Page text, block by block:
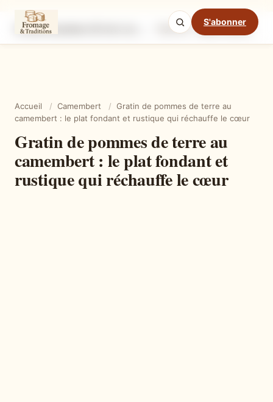
S'abonner
Ingrédients Étapes
Mode cuisine
Accueil / Camembert / Gratin de pommes de terre au
camembert : le plat fondant et rustique qui réchauffe le cœur
Gratin de pommes de terre au
camembert : le plat fondant et
rustique qui réchauffe le cœur